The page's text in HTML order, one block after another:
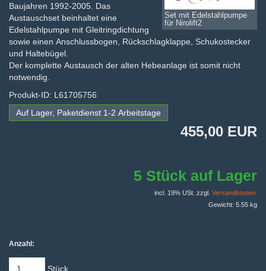
Set mit Edelstahlpumpe
für Nirolift2
Baujahren 1992-2005. Das
Austauschset beinhaltet eine
Edelstahlpumpe mit Gleitringdichtung
sowie einen Anschlussbogen, Rückschlagklappe, Schukostecker
und Haltebügel.
Der komplette Austausch der alten Hebeanlage ist somit nicht
notwendig.
Produkt-ID: L61705756
Auf Lager, Paketdienst 1-2 Arbeitstage
455,00 EUR
5 Stück auf Lager
incl. 19% USt. zzgl. Versandkosten
Gewicht: 5.55 kg
Anzahl:
Stück